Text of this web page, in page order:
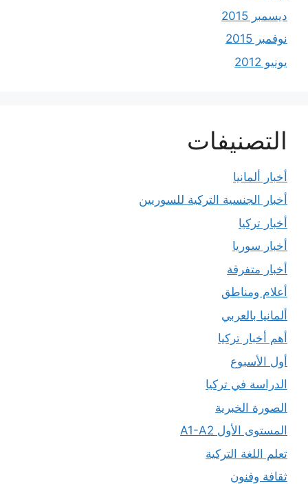
ديسمبر 2015
نوفمبر 2015
يونيو 2012
التصنيفات
أخبار ألمانيا
أخبار الجنسية التركية للسوريين
أخبار تركيا
أخبار سوريا
أخبار متفرقة
أعلام ومناطق
ألمانيا بالعربي
أهم أخبار تركيا
أول الأسبوع
الدراسة في تركيا
الصورة الخبرية
المستوى الأول A1-A2
تعلم اللغة التركية
ثقافة وفنون